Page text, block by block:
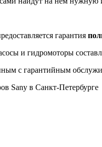
гарантия
и гидромоторы
с гарантийным
Sany в Санкт-Петербурге